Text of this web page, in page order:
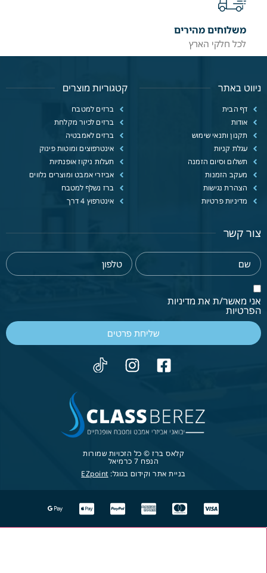
משלוחים מהירים
לכל חלקי הארץ
ניווט באתר
דף הבית
אודות
תקנון ותנאי שימוש
עגלת קניות
תשלום וסיום הזמנה
מעקב הזמנות
הצהרת נגישות
מדיניות פרטיות
קטגוריות מוצרים
ברזים למטבח
ברזים לכיור מקלחת
ברזים לאמבטיה
אינטרפוצים ומוטות פינוק
תעלות ניקוז אופנתיות
אביזרי אמבט ומוצרים נלווים
ברז נשלף למטבח
אינטרפוץ 4 דרך
צור קשר
אני מאשר/ת את מדיניות
הפרטיות
שליחת פרטים
קלאס ברז © כל הזכויות שמורות
הנפח 7 כרמיאל
בניית אתר וקידום בגוגל: EZpoint